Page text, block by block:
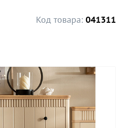
Код товара: 041311